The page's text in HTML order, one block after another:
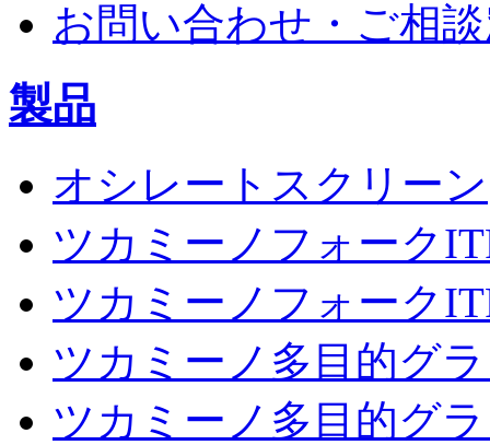
お問い合わせ・ご相
製品
オシレートスクリーン
ツカミーノフォーク
ツカミーノフォーク
ツカミーノ多目的グ
ツカミーノ多目的グ